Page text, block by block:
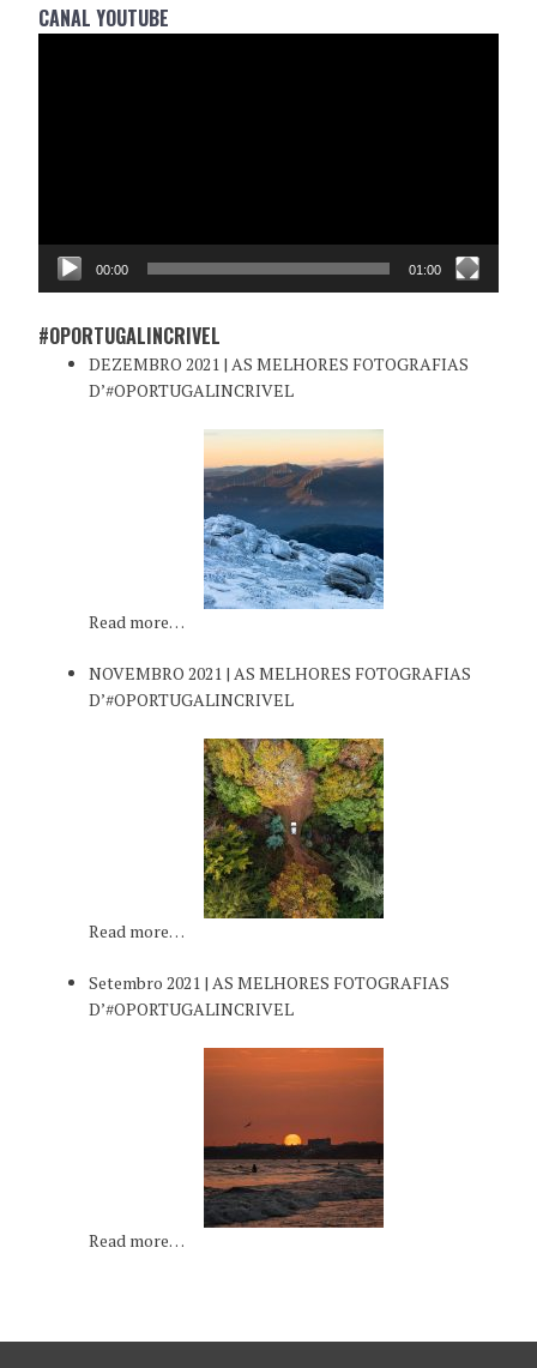
CANAL YOUTUBE
00:00 01:00
#OPORTUGALINCRIVEL
DEZEMBRO 2021 | AS MELHORES FOTOGRAFIAS
D’#OPORTUGALINCRIVEL
Read more…
NOVEMBRO 2021 | AS MELHORES FOTOGRAFIAS
D’#OPORTUGALINCRIVEL
Read more…
Setembro 2021 | AS MELHORES FOTOGRAFIAS
D’#OPORTUGALINCRIVEL
Read more…